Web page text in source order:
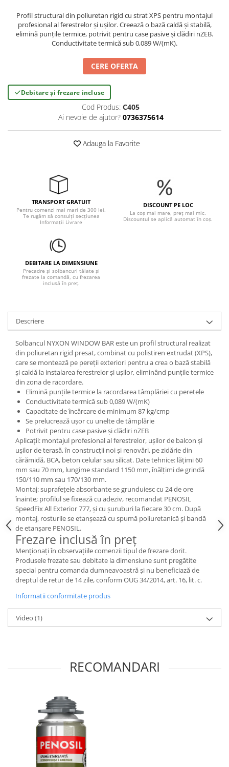
Profil structural din poliuretan rigid cu strat XPS pentru montajul
profesional al ferestrelor și ușilor. Creează o bază caldă și stabilă,
elimină punțile termice, potrivit pentru case pasive și clădiri nZEB.
Conductivitate termică sub 0,089 W/(mK).
CERE OFERTA
Debitare și frezare incluse
Cod Produs: C405
Ai nevoie de ajutor? 0736375614
Adauga la Favorite
TRANSPORT GRATUIT
Pentru comenzi mai mari de 300 lei.
Te rugăm să consulți secțiunea
Informații Livrare
DISCOUNT PE LOC
La coș mai mare, preț mai mic.
Discountul se aplică automat în coș.
DEBITARE LA DIMENSIUNE
Precadre și solbancuri tăiate și
frezate la comandă, cu frezarea
inclusă în preț.
Descriere
Solbancul NYXON WINDOW BAR este un profil structural realizat
din poliuretan rigid presat, combinat cu polistiren extrudat (XPS),
care se montează pe pereții exteriori pentru a crea o bază stabilă
și caldă la instalarea ferestrelor și ușilor, eliminând punțile termice
din zona de racordare.
Elimină punțile termice la racordarea tâmplăriei cu peretele
Conductivitate termică sub 0,089 W/(mK)
Capacitate de încărcare de minimum 87 kg/cmp
Se prelucrează ușor cu unelte de tâmplărie
Potrivit pentru case pasive și clădiri nZEB
Aplicații: montajul profesional al ferestrelor, ușilor de balcon și
ușilor de terasă, în construcții noi și renovări, pe zidărie din
cărămidă, BCA, beton celular sau silicat. Date tehnice: lățimi 60
mm sau 70 mm, lungime standard 1150 mm, înălțimi de grindă
150/110 mm sau 170/130 mm.
Montaj: suprafețele absorbante se grunduiesc cu 24 de ore
înainte; profilul se fixează cu adeziv, recomandat PENOSIL
SpeedFix All Exterior 777, și cu șuruburi la fiecare 30 cm. După
montaj, rosturile se etanșează cu spumă poliuretanică și bandă
de etanșare PENOSIL.
Frezare inclusă în preț
Menționați în observațiile comenzii tipul de frezare dorit.
Produsele frezate sau debitate la dimensiune sunt pregătite
special pentru comanda dumneavoastră și nu beneficiază de
dreptul de retur de 14 zile, conform OUG 34/2014, art. 16, lit. c.
Informatii conformitate produs
Video (1)
RECOMANDARI